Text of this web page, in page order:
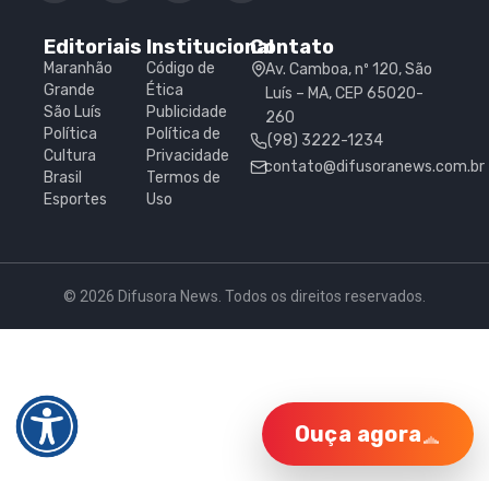
Editoriais
Maranhão
Grande
São Luís
Política
Cultura
Brasil
Esportes
Institucional
Código de
Ética
Publicidade
Política de
Privacidade
Termos de
Uso
Contato
Av. Camboa, nº 120, São
Luís – MA, CEP 65020-
260
(98) 3222-1234
contato@difusoranews.com.br
© 2026 Difusora News. Todos os direitos reservados.
Ouça agora